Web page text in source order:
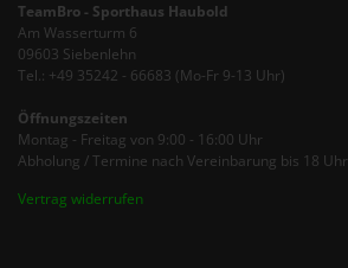
TeamBro - Sporthaus Haubold
Am Wasserturm 6
09603 Siebenlehn
Tel.: +49 35242 - 66683 (Mo-Fr 9-13 Uhr)
Öffnungszeiten
Montag - Freitag von 9:00 - 16:00 Uhr
Abholung / Termine nach Vereinbarung bis 18 Uhr
Vertrag widerrufen